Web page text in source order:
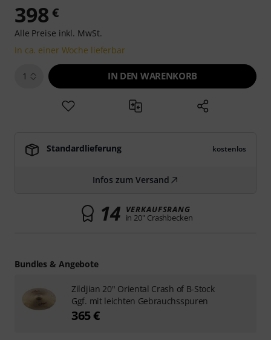
398 €
Alle Preise inkl. MwSt.
In ca. einer Woche lieferbar
1 IN DEN WARENKORB
Standardlieferung kostenlos
Infos zum Versand
14 VERKAUFSRANG
in 20" Crashbecken
Bundles & Angebote
Zildjian 20" Oriental Crash of B-Stock
Ggf. mit leichten Gebrauchsspuren
365 €